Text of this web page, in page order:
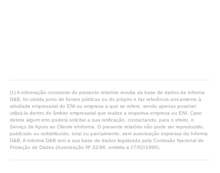
(1) A informação constante do presente relatório resulta da base de dados da Informa
D&B, foi obtida junto de fontes públicas ou do próprio e faz referência unicamente à
atividade empresarial do ENI ou empresa a que se refere, sendo apenas possível
utilizá-la dentro do âmbito empresarial que realiza a respetiva empresa ou ENI. Caso
detete algum erro poderá solicitar a sua retificação, contactando, para o efeito, o
Serviço de Apoio ao Cliente eInforma. O presente relatório não pode ser reproduzido,
publicado ou redistribuído, total ou parcialmente, sem autorização expressa da Informa
D&B. A Informa D&B tem a sua base de dados legalizada pela Comissão Nacional de
Proteção de Dados (Autorização Nº 32/96, emitida a 27/02/1996).